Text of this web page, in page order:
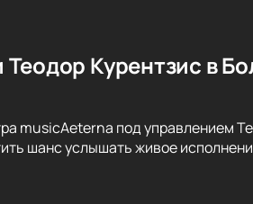
Курентзис в
musicAeterna под управлением
шанс услышать живое